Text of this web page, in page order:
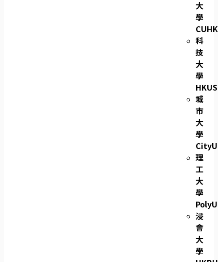
大
學
CUHK
科
技
大
學
城
市
大
學
CityU
理
工
大
學
PolyU
浸
會
大
學